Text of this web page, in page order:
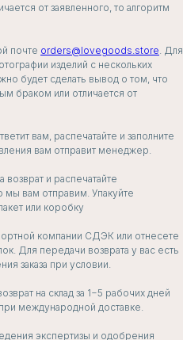
от заявленного, то алгоритм
почте orders@lovegoods.store . Для
изделий с нескольких
будет сделать вывод о том, что
браком или отличается от
вам, распечатайте и заполните
вам отправит менеджер.
и распечатайте
вам отправим. Упакуйте
или коробку
компании СДЭК или отнесете
Для передачи возврата у вас есть
заказа при условии.
на склад за 1−5 рабочих дней
международной доставке.
экспертизы и одобрения